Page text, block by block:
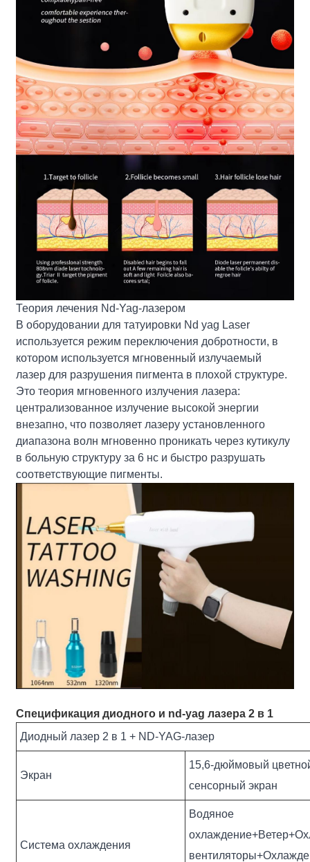
Теория лечения Nd-Yag-лазером
В оборудовании для татуировки Nd yag Laser
используется режим переключения добротности, в
котором используется мгновенный излучаемый
лазер для разрушения пигмента в плохой структуре.
Это теория мгновенного излучения лазера:
централизованное излучение высокой энергии
внезапно, что позволяет лазеру установленного
диапазона волн мгновенно проникать через кутикулу
в больную структуру за 6 нс и быстро разрушать
соответствующие пигменты.
Спецификация диодного и nd-yag лазера 2 в 1
Диодный лазер 2 в 1 + ND-YAG-лазер
Экран
15,6-дюймовый
сенсорный экран
Система охлаждения
Водяное